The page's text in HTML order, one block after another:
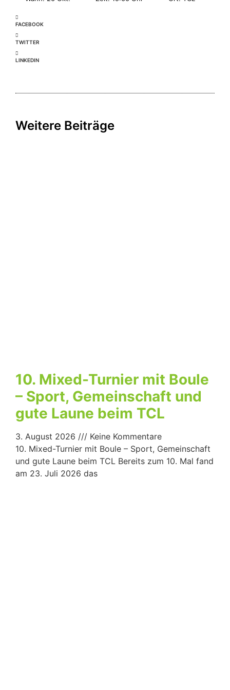
FACEBOOK
TWITTER
LINKEDIN
Weitere Beiträge
10. Mixed-Turnier mit Boule
– Sport, Gemeinschaft und
gute Laune beim TCL
3. August 2026
Keine Kommentare
10. Mixed-Turnier mit Boule – Sport, Gemeinschaft
und gute Laune beim TCL Bereits zum 10. Mal fand
am 23. Juli 2026 das